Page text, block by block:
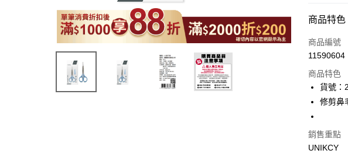
付款方式
icash Pay
超商取貨
LINE Pay
街口支付
商品特色
商品編號
11590604
商品特色
貨號：
修剪鼻
銷售重點
UNIKCY